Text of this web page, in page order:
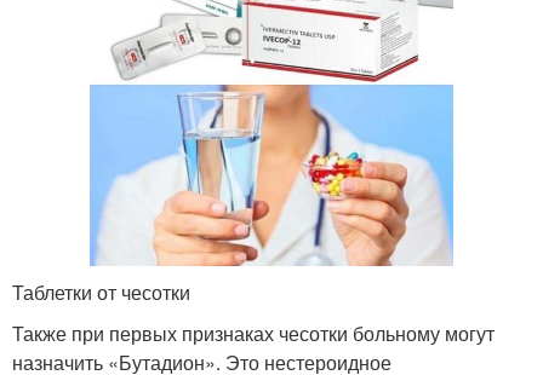
Таблетки от чесотки
Также при первых признаках чесотки больному могут
назначить «Бутадион». Это нестероидное